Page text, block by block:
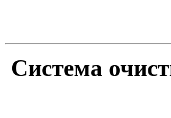
Система